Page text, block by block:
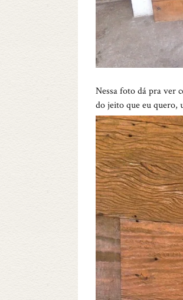
Nessa foto dá pra ver
do jeito que eu quero,